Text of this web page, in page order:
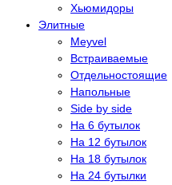
Хьюмидоры
Элитные
Meyvel
Встраиваемые
Отдельностоящие
Напольные
Side by side
На 6 бутылок
На 12 бутылок
На 18 бутылок
На 24 бутылки